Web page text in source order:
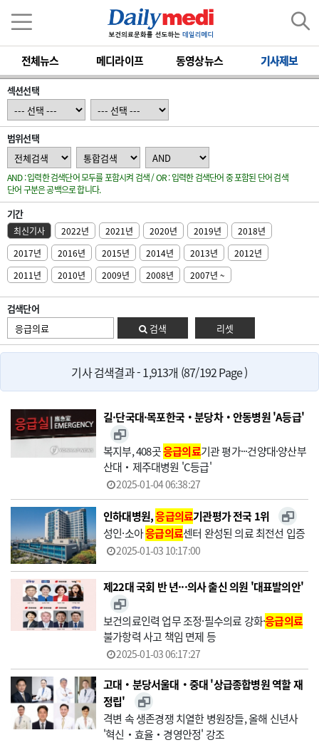
전체뉴스 메디라이프 동영상뉴스 기사제보
섹션선택
범위선택
AND : 입력한 검색단어 모두를 포함시켜 검색 / OR : 입력한 검색단어 중 포함된 단어 검색
단어 구분은 공백으로 합니다.
기간
최신기사 2022년 2021년 2020년 2019년
2018년
2017년
2016년 2015년 2014년 2013년
2012년
2011년
2010년 2009년 2008년 2007년 ~
검색단어
검색
리셋
기사 검색결과 - 1,913개 (87/192 Page )
길·단국대·목포한국‧분당차‧안동병원 'A등급'
복지부, 408곳응급의료기관 평가···건양대·양산부
산대‧제주대병원 'C등급'
2025-01-04 06:38:27
인하대병원,응급의료기관평가 전국 1위
성인·소아응급의료센터 완성된 의료 최전선 입증
2025-01-03 10:17:00
제22대 국회 반 년···의사 출신 의원 '대표발의안'
보건의료인력 업무 조정·필수의료 강화·응급의료
불가항력 사고 책임 면제 등
2025-01-03 06:17:27
고대‧분당서울대‧중대 '상급종합병원 역할 재
정립'
격변 속 생존경쟁 치열한 병원장들, 올해 신년사
'혁신‧효율‧경영안정' 강조